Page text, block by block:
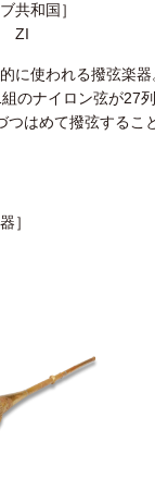
共和国］
ZI
に使われる撥弦楽
のナイロン弦が27
つはめて撥弦するこ
］